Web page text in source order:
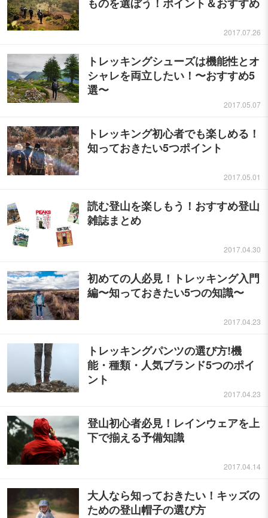
2017.07.26
トレッキングシューズは機能性とオ
シャレを両立したい！〜おすすめ5
選〜
2017.05.07
トレッキング初心者でも楽しめる！
知っておきたい5つポイント
2017.05.01
読む登山を楽しもう！おすすめ登山
雑誌まとめ
2017.04.30
初めての人必見！トレッキング入門
編〜知っておきたい5つの知識〜
2017.04.23
トレッキングパンツの選び方!機
能・種類・人気ブランド5つのポイ
ント
2017.04.23
登山初心者必見！レインウェアを上
下で揃える予備知識
2017.04.14
大人なら知っておきたい！キッズの
ための登山帽子の選び方